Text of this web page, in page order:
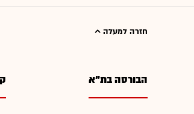
חזרה למעלה
הבורסה בת"א